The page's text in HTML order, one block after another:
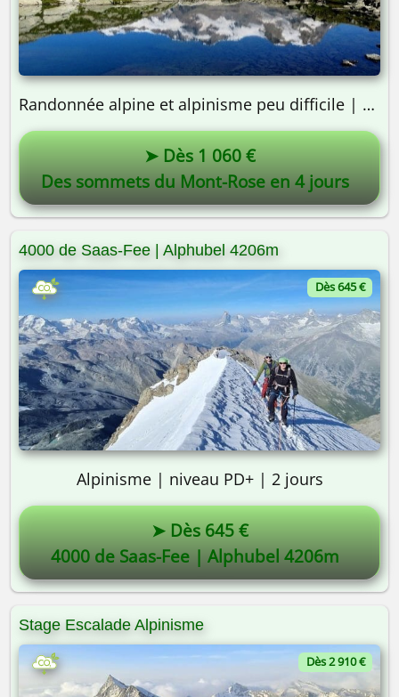
Randonnée alpine et alpinisme peu difficile | 4 jours
➤ Dès 1 060 €
Des sommets du Mont-Rose en 4 jours
4000 de Saas-Fee | Alphubel 4206m
Dès 645 €
Alpinisme | niveau PD+ | 2 jours
➤ Dès 645 €
4000 de Saas-Fee | Alphubel 4206m
Stage Escalade Alpinisme
Dès 2 910 €